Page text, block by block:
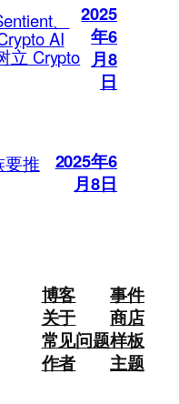
、
AI
立 Crypto
2025
年6
月8
日
要推
2025年6
月8日
博客
关于
常见问题
作者
事件
商店
样板
主题